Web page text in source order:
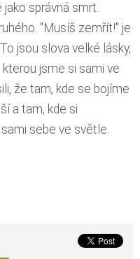
správná smrt.
"Musíš zemřít!" je
jsou slova velké lásky,
jsme si sami ve
že tam, kde se bojíme
a tam, kde si
sebe ve světle.